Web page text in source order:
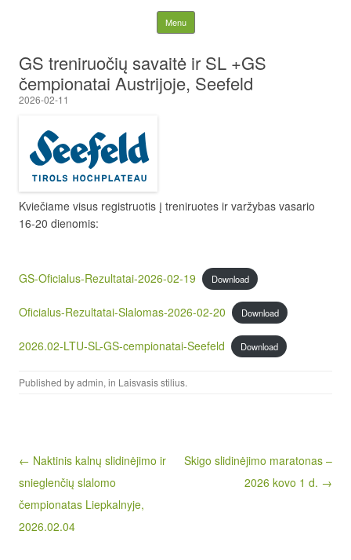
Lietuvos nacionalinė
slidinėjimo asociacija
Menu Skip to content
GS treniruočių savaitė ir SL +GS
čempionatai Austrijoje, Seefeld
2026-02-11
Kviečiame visus registruotis į treniruotes ir varžybas vasario
16-20 dienomis:
GS-Oficialus-Rezultatai-2026-02-19 Download
Oficialus-Rezultatai-Slalomas-2026-02-20 Download
2026.02-LTU-SL-GS-cempionatai-Seefeld Download
Published byadmin, in Laisvasis stilius.
Post navigation
← Naktinis kalnų slidinėjimo ir
snieglenčių slalomo
čempionatas Liepkalnyje,
2026.02.04
Skigo slidinėjimo maratonas –
2026 kovo 1 d. →